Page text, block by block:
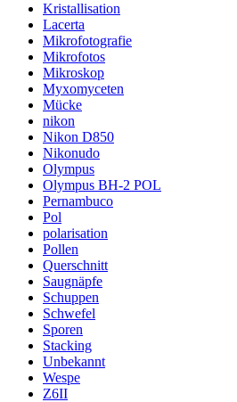
Kristallisation
Lacerta
Mikrofotografie
Mikrofotos
Mikroskop
Myxomyceten
Mücke
nikon
Nikon D850
Nikonudo
Olympus
Olympus BH-2 POL
Pernambuco
Pol
polarisation
Pollen
Querschnitt
Saugnäpfe
Schuppen
Schwefel
Sporen
Stacking
Unbekannt
Wespe
Z6II